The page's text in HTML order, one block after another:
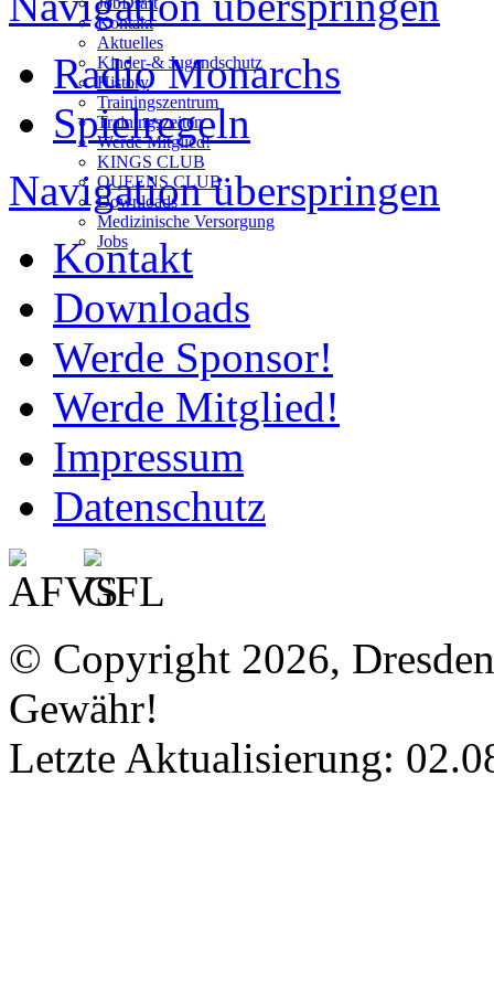
Kontakt
Aktuelles
Kinder-& Jugendschutz
History
Trainingszentrum
Trainingszeiten
Werde Mitglied!
KINGS CLUB
QUEENS CLUB
Downloads
Medizinische Versorgung
Jobs
Radio Monarchs
Spielregeln
Navigation überspringen
Kontakt
Downloads
Werde Sponsor!
Werde Mitglied!
Impressum
Datenschutz
© Copyright 2026,
Gewähr!
Letzte Aktualisierung: